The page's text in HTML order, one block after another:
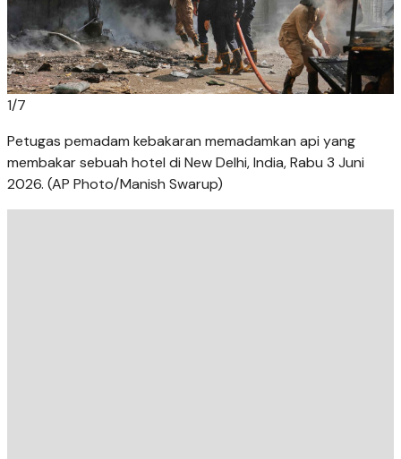
1/7
Petugas pemadam kebakaran memadamkan api yang
membakar sebuah hotel di New Delhi, India, Rabu 3 Juni
2026. (AP Photo/Manish Swarup)